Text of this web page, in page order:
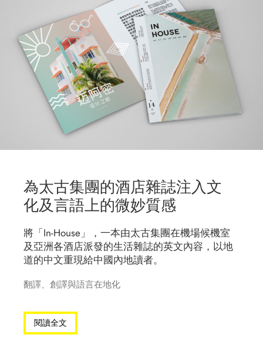
為太古集團的酒店雜誌注入文
化及言語上的微妙質感
將「In-House」，一本由太古集團在機場候機室
及亞洲各酒店派發的生活雜誌的英文內容，以地
道的中文重現給中國內地讀者。
翻譯、創譯與語言在地化
閱讀全文